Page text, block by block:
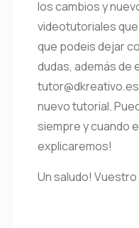
los cambios y
videotutoriales
que podeis dejar
dudas, además de
nuevo tutorial.
siempre y cuando
explicaremos!
Un saludo!